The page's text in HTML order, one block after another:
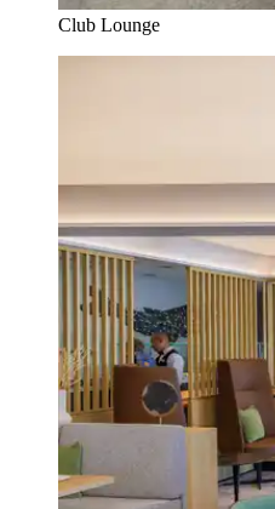
Club Lounge